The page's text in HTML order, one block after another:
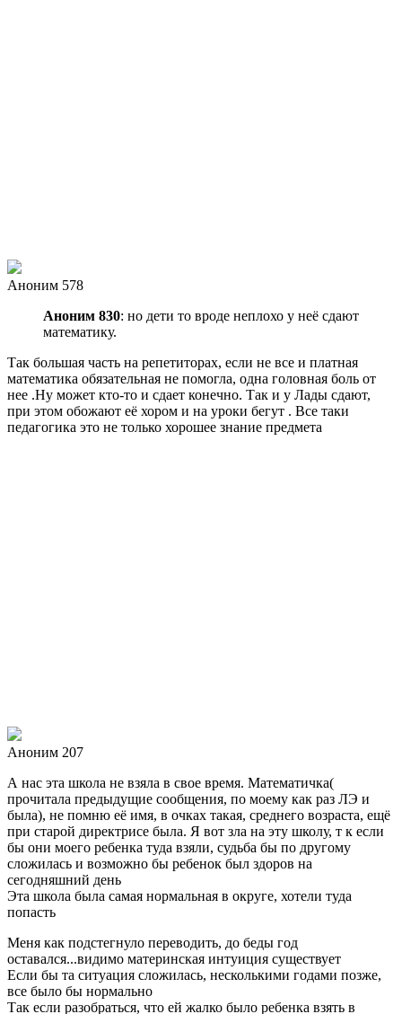
Аноним 578
Аноним 830: но дети то вроде неплохо у неё сдают
математику.
Так большая часть на репетиторах, если не все и платная
математика обязательная не помогла, одна головная боль от
нее .Ну может кто-то и сдает конечно. Так и у Лады сдают,
при этом обожают её хором и на уроки бегут . Все таки
педагогика это не только хорошее знание предмета
Аноним 207
А нас эта школа не взяла в свое время. Математичка(
прочитала предыдущие сообщения, по моему как раз ЛЭ и
была), не помню её имя, в очках такая, среднего возраста, ещё
при старой директрисе была. Я вот зла на эту школу, т к если
бы они моего ребенка туда взяли, судьба бы по другому
сложилась и возможно бы ребенок был здоров на
сегодняшний день
Эта школа была самая нормальная в округе, хотели туда
попасть
Меня как подстегнуло переводить, до беды год
оставался...видимо материнская интуиция существует
Если бы та ситуация сложилась, несколькими годами позже,
все было бы нормально
Так если разобраться, что ей жалко было ребенка взять в